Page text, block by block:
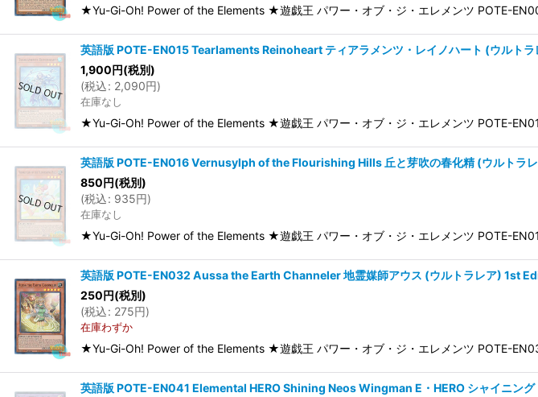
★Yu-Gi-Oh! Power of the Elements ★遊戯王 パワー・オブ・ジ・エレメンツ POTE-
英語版 POTE-EN015 Tearlaments Reinoheart ティアラメンツ・レイノハート (ウルト
1,900円(税別)
(税込: 2,090円)
在庫なし
★Yu-Gi-Oh! Power of the Elements ★遊戯王 パワー・オブ・ジ・エレメンツ POTE-
英語版 POTE-EN016 Vernusylph of the Flourishing Hills 丘と芽吹の春化精 (ウルトラ
850円(税別)
(税込: 935円)
在庫なし
★Yu-Gi-Oh! Power of the Elements ★遊戯王 パワー・オブ・ジ・エレメンツ POTE-
英語版 POTE-EN032 Aussa the Earth Channeler 地霊媒師アウス (ウルトラレア) 1st
250円(税別)
(税込: 275円)
在庫わずか
★Yu-Gi-Oh! Power of the Elements ★遊戯王 パワー・オブ・ジ・エレメンツ POTE-
英語版 POTE-EN041 Elemental HERO Shining Neos Wingman E・HERO シャイニン